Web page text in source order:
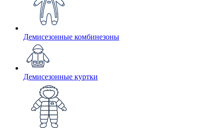
Демисезонные комбинезоны
Демисезонные куртки